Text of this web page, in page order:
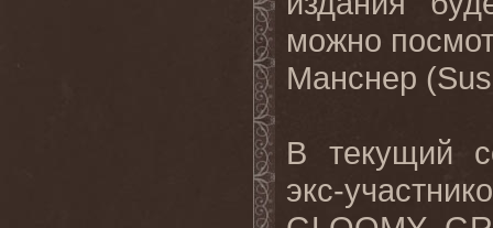
можно
Манснер
В текущий
экс-